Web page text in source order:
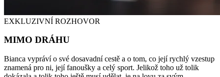
EXKLUZIVNÍ ROZHOVOR
MIMO DRÁHU
Bianca vypráví o své dosavadní cestě a o tom, co její rychlý vzestup
znamená pro ni, její fanoušky a celý sport. Jelikož toho už tolik